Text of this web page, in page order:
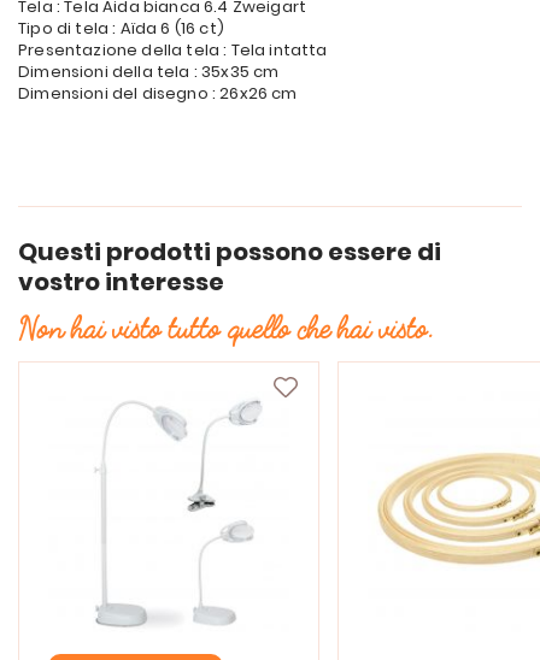
Tela : Tela Aida bianca 6.4 Zweigart
Tipo di tela : Aïda 6 (16 ct)
Presentazione della tela : Tela intatta
Dimensioni della tela : 35x35 cm
Dimensioni del disegno : 26x26 cm
Questi prodotti possono essere di
vostro interesse
Non hai visto tutto quello che hai visto.